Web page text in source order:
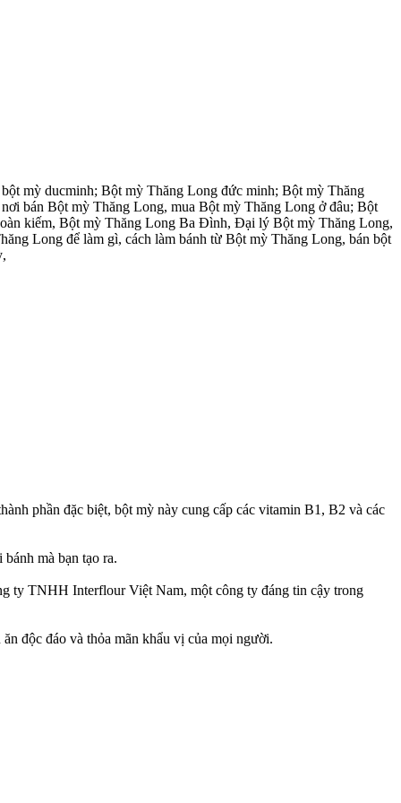
mỳ ducminh; Bột mỳ Thăng Long đức minh; Bột mỳ Thăng
bán Bột mỳ Thăng Long, mua Bột mỳ Thăng Long ở đâu; Bột
kiếm, Bột mỳ Thăng Long Ba Đình, Đại lý Bột mỳ Thăng Long,
Long để làm gì, cách làm bánh từ Bột mỳ Thăng Long, bán bột
phần đặc biệt, bột mỳ này cung cấp các vitamin B1, B2 và các
mà bạn tạo ra.
ty TNHH Interflour Việt Nam, một công ty đáng tin cậy trong
độc đáo và thỏa mãn khẩu vị của mọi người.